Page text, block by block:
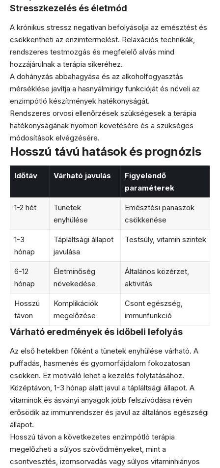
Stresszkezelés és életmód
A krónikus stressz negatívan befolyásolja az emésztést és
csökkentheti az enzimtermelést. Relaxációs technikák,
rendszeres testmozgás és megfelelő alvás mind
hozzájárulnak a terápia sikeréhez.
A dohányzás abbahagyása és az alkoholfogyasztás
mérséklése javítja a hasnyálmirigy funkcióját és növeli az
enzimpótló készítmények hatékonyságát.
Rendszeres orvosi ellenőrzések szükségesek a terápia
hatékonyságának nyomon követésére és a szükséges
módosítások elvégzésére.
Hosszú távú hatások és prognózis
Időtáv Várható javulás
Figyelendő
paraméterek
1-2 hét
Tünetek
enyhülése
Emésztési panaszok
csökkenése
1-3
hónap
Tápláltsági állapot
javulása
Testsúly, vitamin szintek
6-12
hónap
Életminőség
növekedése
Általános közérzet,
aktivitás
Hosszú
távon
Komplikációk
megelőzése
Csont egészség,
immunfunkció
Várható eredmények és időbeli lefolyás
Az első hetekben főként a tünetek enyhülése várható. A
puffadás, hasmenés és gyomorfájdalom fokozatosan
csökken. Ez motiváló lehet a kezelés folytatásához.
Középtávon, 1-3 hónap alatt javul a tápláltsági állapot. A
vitaminok és ásványi anyagok jobb felszívódása révén
erősödik az immunrendszer és javul az általános egészségi
állapot.
Hosszú távon a következetes enzimpótló terápia
megelőzheti a súlyos szövődményeket, mint a
csontvesztés, izomsorvadás vagy súlyos vitaminhiányos